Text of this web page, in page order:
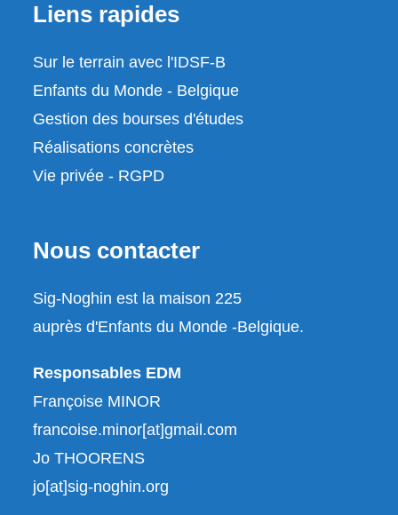
Liens rapides
Sur le terrain avec l'IDSF-B
Enfants du Monde - Belgique
Gestion des bourses d'études
Réalisations concrètes
Vie privée - RGPD
Nous contacter
Sig-Noghin est la maison 225
auprès d'Enfants du Monde -Belgique.
Responsables EDM
Françoise MINOR
francoise.minor[at]gmail.com
Jo THOORENS
jo[at]sig-noghin.org